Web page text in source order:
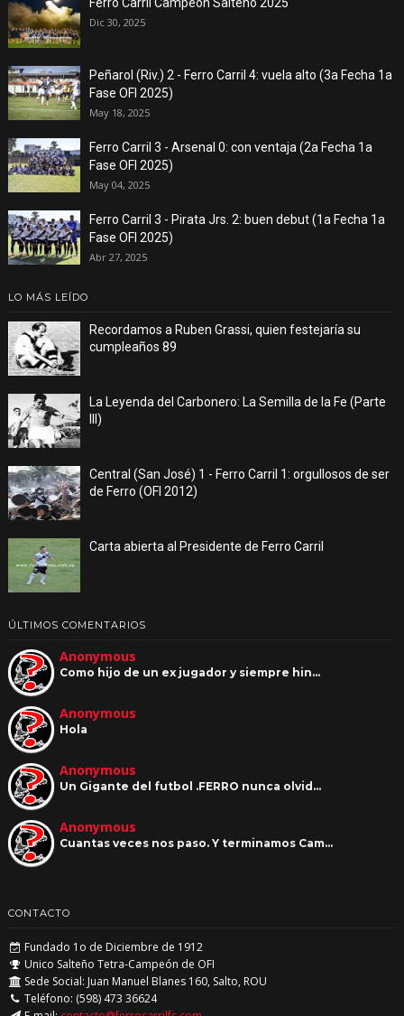
Dic 30, 2025
Peñarol (Riv.) 2 - Ferro Carril 4: vuela alto (3a Fecha 1a
Fase OFI 2025)
May 18, 2025
Ferro Carril 3 - Arsenal 0: con ventaja (2a Fecha 1a
Fase OFI 2025)
May 04, 2025
Ferro Carril 3 - Pirata Jrs. 2: buen debut (1a Fecha 1a
Fase OFI 2025)
Abr 27, 2025
LO MÁS LEÍDO
Recordamos a Ruben Grassi, quien festejaría su
cumpleaños 89
La Leyenda del Carbonero: La Semilla de la Fe (Parte
III)
Central (San José) 1 - Ferro Carril 1: orgullosos de ser
de Ferro (OFI 2012)
Carta abierta al Presidente de Ferro Carril
ÚLTIMOS COMENTARIOS
Anonymous
Como hijo de un ex jugador y siempre hin…
Anonymous
Hola
Anonymous
Un Gigante del futbol .FERRO nunca olvid…
Anonymous
Cuantas veces nos paso. Y terminamos Cam…
CONTACTO
Fundado 1o de Diciembre de 1912
Unico Salteño Tetra-Campeón de OFI
Sede Social: Juan Manuel Blanes 160, Salto, ROU
Teléfono: (598) 473 36624